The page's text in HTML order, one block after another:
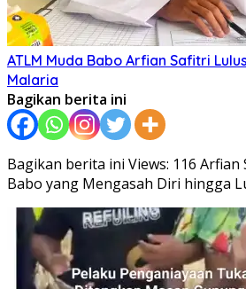
ATLM Muda Babo Arfian Safitri
Malaria
Bagikan berita ini
Bagikan berita ini Views: 116 Arfian
Babo yang Mengasah Diri hingga